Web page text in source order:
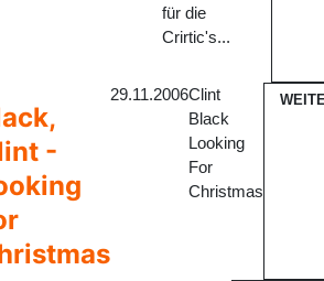
für die
Crirtic's...
-
29.11.2006Clint
Black
Looking
For
Christmas